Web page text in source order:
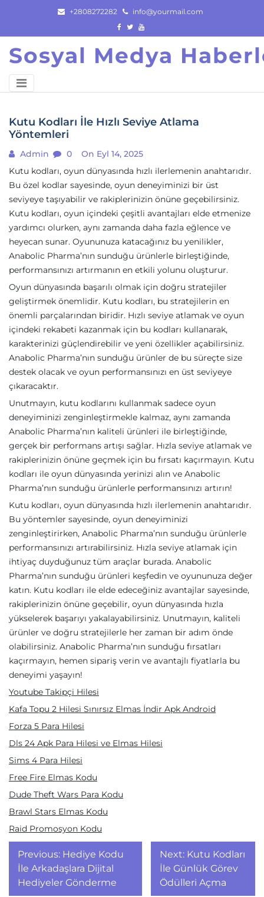
content
+2808272282 info@yourmail.com
Sosyal Medya
Kutu Kodları İle Hızlı Seviye Atlama
Yöntemleri
Admin 0
On Eyl 14, 2025
Kutu kodları, oyun dünyasında hızlı ilerlemenin anahtarıdır.
Bu özel kodlar sayesinde, oyun deneyiminizi bir üst
seviyeye taşıyabilir ve rakiplerinizin önüne geçebilirsiniz.
Kutu kodları, oyun içindeki çeşitli avantajları elde etmenize
yardımcı olurken, aynı zamanda daha fazla eğlence ve
heyecan sunar. Oyununuza katacağınız bu yenilikler,
Anabolic Pharma’nın sunduğu ürünlerle birleştiğinde,
performansınızı artırmanın en etkili yolunu oluşturur.
Oyun dünyasında başarılı olmak için doğru stratejiler
geliştirmek önemlidir. Kutu kodları, bu stratejilerin en
önemli parçalarından biridir. Hızlı seviye atlamak ve oyun
içindeki rekabeti kazanmak için bu kodları kullanarak,
karakterinizi güçlendirebilir ve yeni özellikler açabilirsiniz.
Anabolic Pharma’nın sunduğu ürünler de bu süreçte size
destek olacak ve oyun performansınızı en üst seviyeye
çıkaracaktır.
Unutmayın, kutu kodlarını kullanmak sadece oyun
deneyiminizi zenginleştirmekle kalmaz, aynı zamanda
Anabolic Pharma’nın kaliteli ürünleri ile birleştiğinde,
gerçek bir performans artışı sağlar. Hızla seviye atlamak ve
rakiplerinizin önüne geçmek için bu fırsatı kaçırmayın. Kutu
kodları ile oyun dünyasında yerinizi alın ve Anabolic
Pharma’nın sunduğu ürünlerle performansınızı artırın!
Kutu kodları, oyun dünyasında hızlı ilerlemenin anahtarıdır.
Bu yöntemler sayesinde, oyun deneyiminizi
zenginleştirirken, Anabolic Pharma’nın sunduğu ürünlerle
performansınızı artırabilirsiniz. Hızla seviye atlamak için
ihtiyaç duyduğunuz tüm araçlar burada. Anabolic
Pharma’nın sunduğu ürünleri keşfedin ve oyununuza değer
katın. Kutu kodları ile elde edeceğiniz avantajlar sayesinde,
rakiplerinizin önüne geçebilir, oyun dünyasında hızla
yükselerek başarıyı yakalayabilirsiniz. Unutmayın, kaliteli
ürünler ve doğru stratejilerle her zaman bir adım önde
olabilirsiniz. Anabolic Pharma’nın sunduğu fırsatları
kaçırmayın, hemen sipariş verin ve avantajlı fiyatlarla bu
deneyimi yaşayın!
Youtube Takipçi Hilesi
Kafa Topu 2 Hilesi Sınırsız Elmas İndir Apk Android
Forza 5 Para Hilesi
Dls 24 Apk Para Hilesi ve Elmas Hilesi
Sims 4 Para Hilesi
Free Fire Elmas Kodu
Dude Theft Wars Para Kodu
Brawl Stars Elmas Kodu
Raid Promosyon Kodu
Yazı
gezinmesi
Previous: Hediye Kodu
İle Arkadaşlara Dijital
Hediyeler Gönderme
Next: Kutu Kodları
İle Günlük Görev
Ödülleri Açma